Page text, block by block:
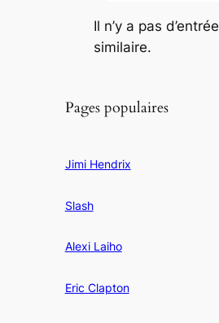
Il n’y a pas d’entrée
similaire.
Pages populaires
Jimi Hendrix
Slash
Alexi Laiho
Eric Clapton